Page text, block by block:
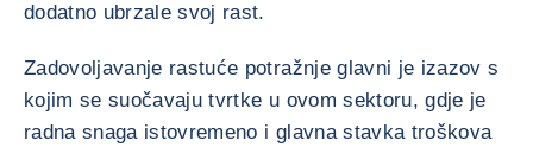
dodatno ubrzale svoj rast.
Zadovoljavanje rastuće potražnje glavni je izazov s
kojim se suočavaju tvrtke u ovom sektoru, gdje je
radna snaga istovremeno i glavna stavka troškova